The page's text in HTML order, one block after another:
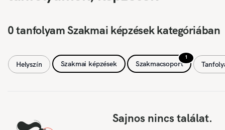
0 tanfolyam Szakmai képzések kategóriában
Helyszín Szakmai képzések
1
Szakmacsoport
Sajnos nincs találat.